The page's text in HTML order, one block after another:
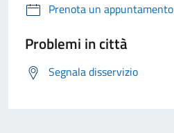
Prenota un appuntamento
Problemi in città
Segnala disservizio